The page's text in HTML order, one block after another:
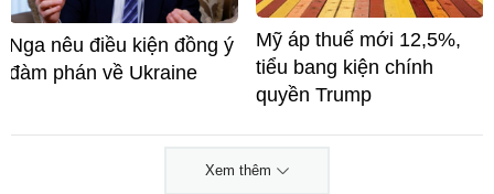
Nga nêu điều kiện đồng ý
đàm phán về Ukraine
Mỹ áp thuế mới 12,5%,
tiểu bang kiện chính
quyền Trump
Xem thêm